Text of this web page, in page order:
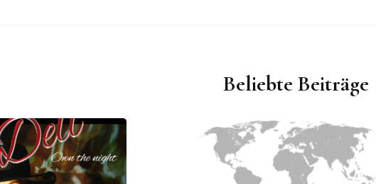
Beliebte Beiträge